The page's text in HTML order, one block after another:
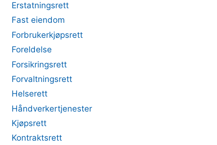
Erstatningsrett
Fast eiendom
Forbrukerkjøpsrett
Foreldelse
Forsikringsrett
Forvaltningsrett
Helserett
Håndverkertjenester
Kjøpsrett
Kontraktsrett